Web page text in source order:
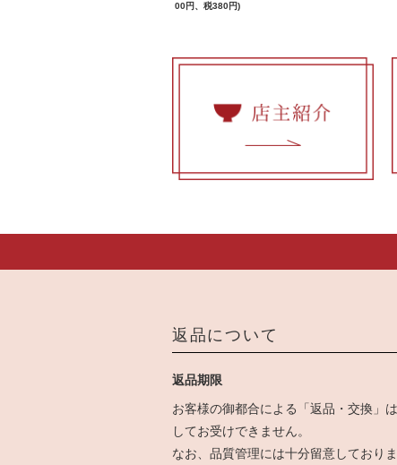
00円、税380円)
返品について
返品期限
お客様の御都合による「返品・交換」
してお受けできません。
なお、品質管理には十分留意しておりま